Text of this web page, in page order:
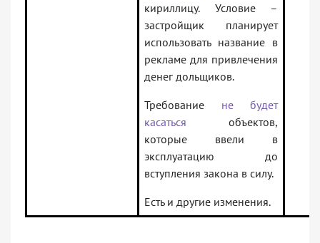
кириллицу. Условие –
застройщик планирует
использовать название в
рекламе для привлечения
денег дольщиков.
Требование не будет
касаться объектов,
которые ввели в
эксплуатацию до
вступления закона в силу.
Есть и другие изменения.